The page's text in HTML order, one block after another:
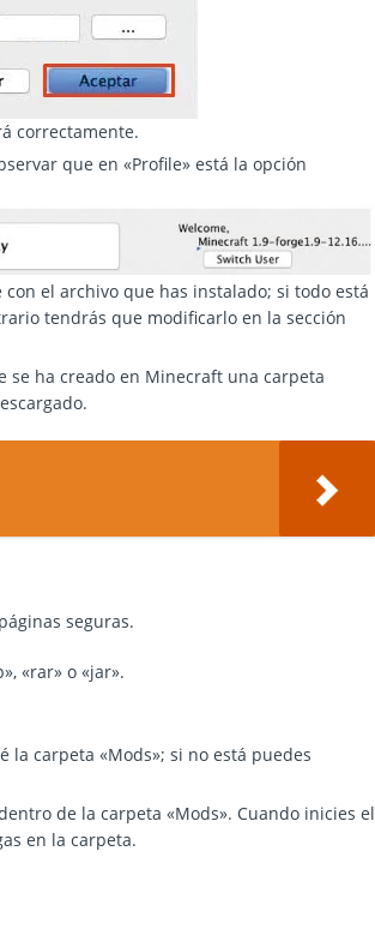
correctamente.
que en «Profile» está la opción
el archivo que has instalado; si todo está
tendrás que modificarlo en la sección
se ha creado en Minecraft una carpeta
seguras.
«rar» o «jar».
la carpeta «Mods»; si no está puedes
de la carpeta «Mods». Cuando inicies el
en la carpeta.